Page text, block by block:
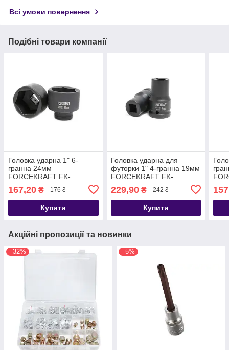
Всі умови повернення
Подібні товари компанії
Головка ударна 1" 6-
гранна 24мм
FORCEKRAFT FK-
167,20 ₴ 176 ₴
Купити
Головка ударна для
футорки 1" 4-гранна 19мм
FORCEKRAFT FK-
229,90₴ 242 ₴
Купити
Акційні пропозиції та новинки
–32% –5%